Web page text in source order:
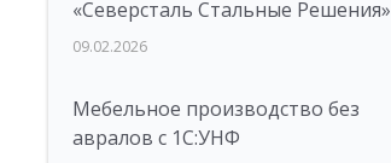
«Северсталь Стальные Решения»
09.02.2026
Мебельное производство без
авралов с 1С:УНФ